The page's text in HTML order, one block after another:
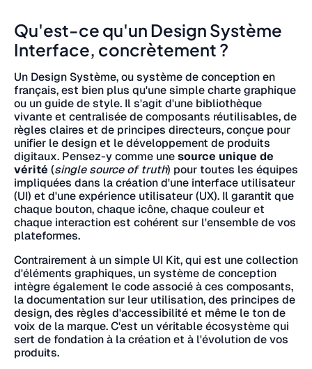
Qu'est-ce qu'un Design Système
Interface, concrètement ?
Un Design Système, ou système de conception en
français, est bien plus qu'une simple charte graphique
ou un guide de style. Il s'agit d'une bibliothèque
vivante et centralisée de composants réutilisables, de
règles claires et de principes directeurs, conçue pour
unifier le design et le développement de produits
digitaux. Pensez-y comme unesource unique de
vérité (single source of truth) pour toutes les équipes
impliquées dans la création d'une interface utilisateur
(UI) et d'une expérience utilisateur (UX). Il garantit que
chaque bouton, chaque icône, chaque couleur et
chaque interaction est cohérent sur l'ensemble de vos
plateformes.
Contrairement à un simple UI Kit, qui est une collection
d'éléments graphiques, un système de conception
intègre également le code associé à ces composants,
la documentation sur leur utilisation, des principes de
design, des règles d'accessibilité et même le ton de
voix de la marque. C'est un véritable écosystème qui
sert de fondation à la création et à l'évolution de vos
produits.